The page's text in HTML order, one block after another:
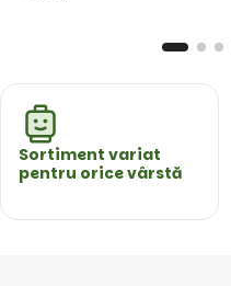
Sortiment variat
pentru orice vârstă